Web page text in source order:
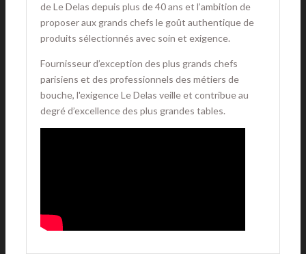
de Le Delas depuis plus de 40 ans et l’ambition de
proposer aux grands chefs le goût authentique de
produits sélectionnés avec soin et exigence.
Fournisseur d’exception des plus grands chefs
parisiens et des professionnels des métiers de
bouche, l'exigence Le Delas veille et contribue au
degré d’excellence des plus grandes tables.